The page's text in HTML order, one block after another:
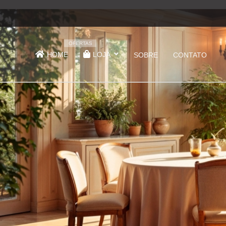
HOME LOJA
OFERTAS
SOBRE CONTATO